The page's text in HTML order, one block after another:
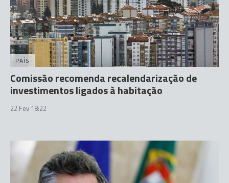
PAÍS
Comissão recomenda recalendarização de
investimentos ligados à habitação
22 Fev 18:22